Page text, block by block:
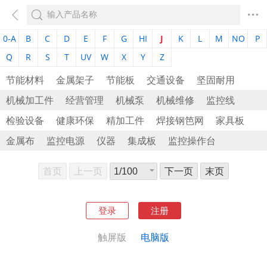
0-A B C D E F G HI J K L M NO
P
Q
R S T UV W X Y Z
节能材料 金属架子 节能板 交通设备
坚固耐用
机械加工件
经营管理 机械泵 机械维修
监控线
检验设备
健康环保 精加工件 焊接钢笆网
家具板
金属布
监控电源 仪器 集成板 监控操作台
首页 上一页 下一页 末页
登录 注册
触屏版 电脑版